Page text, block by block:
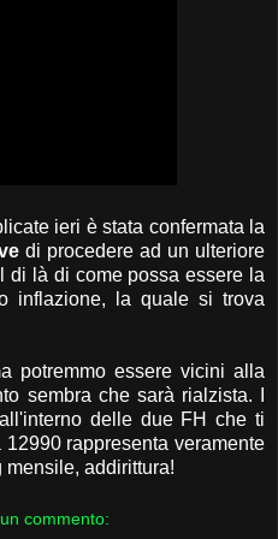
ieri è stata confermata la
di procedere ad un ulteriore
di là di come possa essere la
inflazione, la quale si trova
potremmo essere vicini alla
sembra che sarà rialzista. I
delle due FH che ti
rappresenta veramente
mensile, addirittura!
commento: